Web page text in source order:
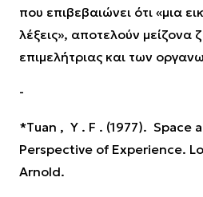
που επιβεβαιώνει ότι «μια
λέξεις», αποτελούν μείζονα
επιμελήτριας και των
-
*Τuan , Y . F . (1977). Space
Perspective of Experience.
Arnold.